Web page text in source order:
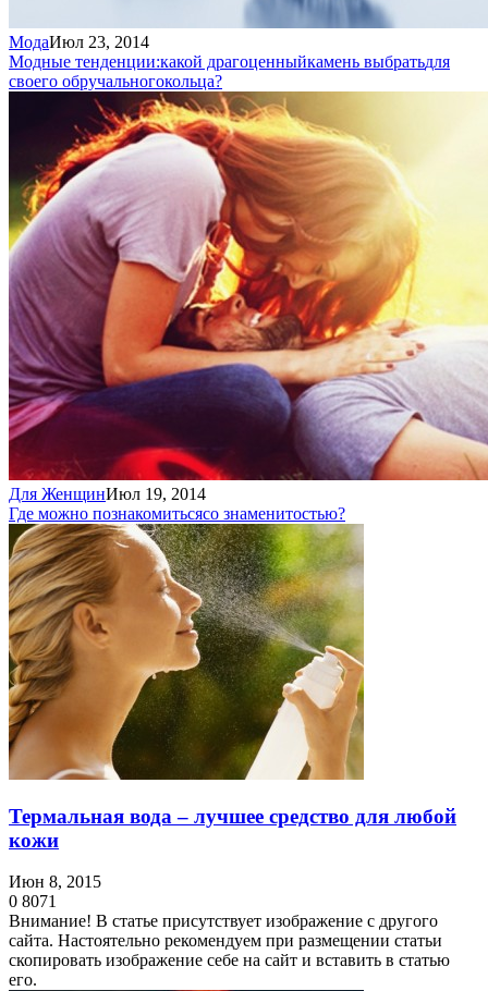
МодаИюл 23, 2014
Модные тенденции:какой драгоценныйкамень выбратьдля
своего обручальногокольца?
Для ЖенщинИюл 19, 2014
Где можно познакомитьсясо знаменитостью?
Термальная вода – лучшее средство для любой
кожи
Июн 8, 2015
0 8071
Внимание! В статье присутствует изображение с другого
сайта. Настоятельно рекомендуем при размещении статьи
скопировать изображение себе на сайт и вставить в статью
его.